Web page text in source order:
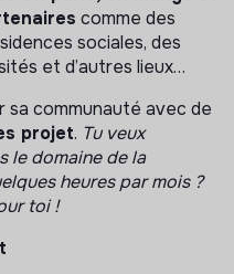
comme des
sociales, des
et d’autres lieux…
sa communauté avec de
projet. Tu veux
le domaine de la
heures par mois ?
toi !